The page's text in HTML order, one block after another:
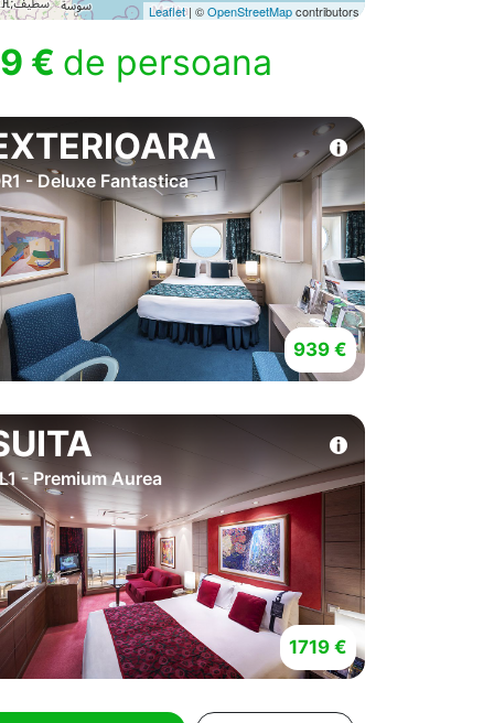
Leaflet| ©OpenStreetMapcontributors
€ de persoana
- Deluxe Fantastica
939 €
- Premium Aurea
1719 €